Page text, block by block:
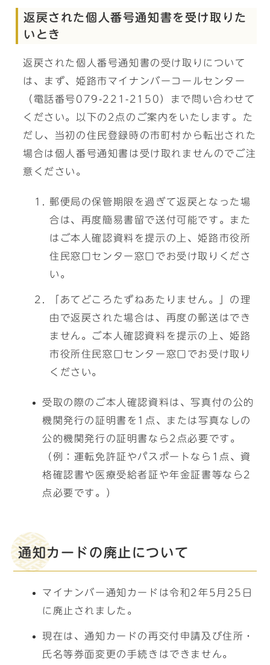
返戻された個人番号通知書を受け取りた
いとき
返戻された個人番号通知書の受け取りについて
は、まず、姫路市マイナンバーコールセンター
（電話番号079-221-2150）まで問い合わせて
ください。以下の2点のご案内をいたします。た
だし、当初の住民登録時の市町村から転出された
場合は個人番号通知書は受け取れませんのでご注
意ください。
郵便局の保管期限を過ぎて返戻となった場
合は、再度簡易書留で送付可能です。また
はご本人確認資料を提示の上、姫路市役所
住民窓口センター窓口でお受け取りくださ
い。
「あてどころたずねあたりません。」の理
由で返戻された場合は、再度の郵送はでき
ません。ご本人確認資料を提示の上、姫路
市役所住民窓口センター窓口でお受け取り
ください。
受取の際のご本人確認資料は、写真付の公的
機関発行の証明書を1点、または写真なしの
公的機関発行の証明書なら2点必要です。
（例：運転免許証やパスポートなら1点、資
格確認書や医療受給者証や年金証書等なら2
点必要です。）
通知カードの廃止について
マイナンバー通知カードは令和2年5月25日
に廃止されました。
現在は、通知カードの再交付申請及び住所・
氏名等券面変更の手続きはできません。